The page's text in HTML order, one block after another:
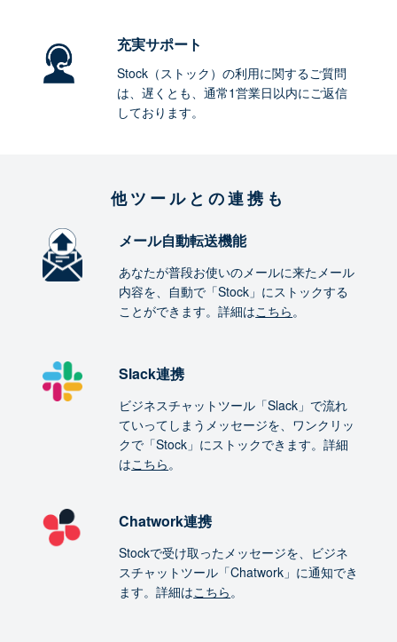
充実サポート
Stock（ストック）の利用に関するご質問
は、遅くとも、通常1営業日以内にご返信
しております。
他ツールとの連携も
メール自動転送機能
あなたが普段お使いのメールに来たメール
内容を、自動で「Stock」にストックする
ことができます。詳細はこちら。
Slack連携
ビジネスチャットツール「Slack」で流れ
ていってしまうメッセージを、ワンクリッ
クで「Stock」にストックできます。詳細
はこちら。
Chatwork連携
Stockで受け取ったメッセージを、ビジネ
スチャットツール「Chatwork」に通知でき
ます。詳細はこちら。